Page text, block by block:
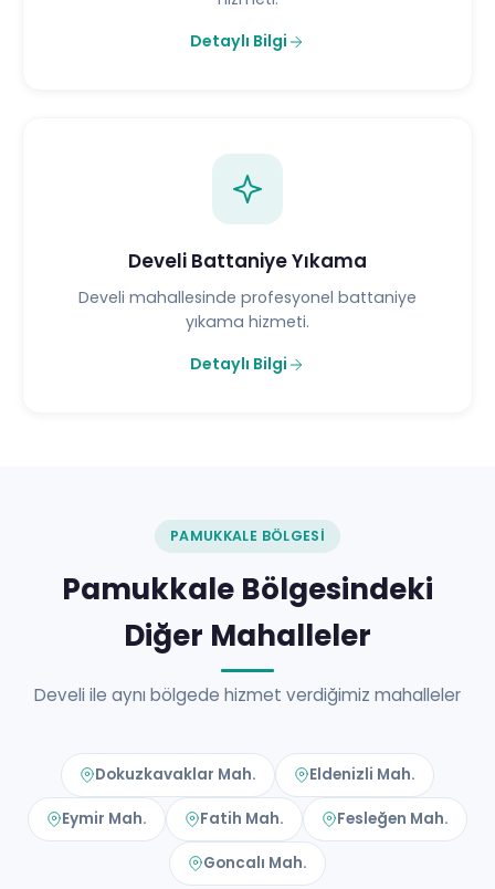
Detaylı Bilgi
Develi Battaniye Yıkama
Develi mahallesinde profesyonel battaniye
yıkama hizmeti.
Detaylı Bilgi
PAMUKKALE BÖLGESI
Pamukkale Bölgesindeki
Diğer Mahalleler
Develi ile aynı bölgede hizmet verdiğimiz mahalleler
Dokuzkavaklar Mah. Eldenizli Mah.
Eymir Mah. Fatih Mah. Fesleğen Mah.
Goncalı Mah.